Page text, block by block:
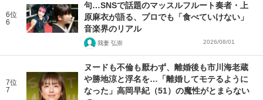
6位
6
句…SNSで話題のマッスルフルート奏者・上
原麻衣が語る、プロでも「食べていけない」
音楽界のリアル
我妻 弘崇 2026/08/01
7位
7
ヌードも不倫も厭わず、離婚後も市川海老蔵
や勝地涼と浮名を…「離婚してモテるように
なった」高岡早紀（51）の魔性がとまらない